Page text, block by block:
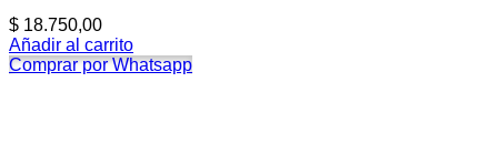
$ 18.750,00
Añadir al carrito
Comprar por Whatsapp